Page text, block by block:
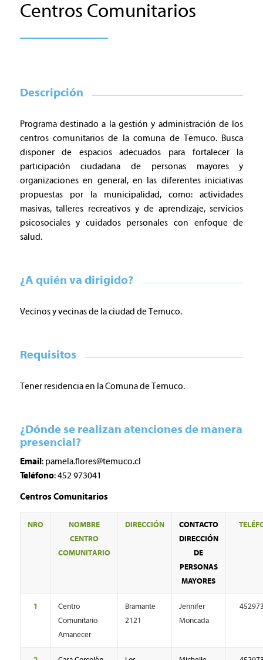
Centros Comunitarios
Descripción
Programa destinado a la gestión y administración de los
centros comunitarios de la comuna de Temuco. Busca
disponer de espacios adecuados para fortalecer la
participación ciudadana de personas mayores y
organizaciones en general, en las diferentes iniciativas
propuestas por la municipalidad, como: actividades
masivas, talleres recreativos y de aprendizaje, servicios
psicosociales y cuidados personales con enfoque de
salud.
¿A quién va dirigido?
Vecinos y vecinas de la ciudad de Temuco.
Requisitos
Tener residencia en la Comuna de Temuco.
¿Dónde se realizan atenciones de manera
presencial?
Email : pamela.flores@temuco.cl
Teléfono: 452 973041
Centros Comunitarios
NRO
NOMBRE
CENTRO
COMUNITARIO
DIRECCIÓN
CONTACTO
DIRECCIÓN
DE
PERSONAS
MAYORES
1
Centro
Comunitario
Amanecer
Bramante
2121
Jennifer
Moncada